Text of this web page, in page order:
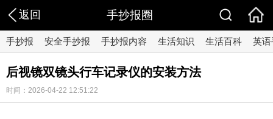
返回 手抄报圈
手抄报 安全手抄报 手抄报内容 生活知识 生活百科 英
后视镜双镜头行车记录仪的安装方法
时间：2026-04-22 12:51:22